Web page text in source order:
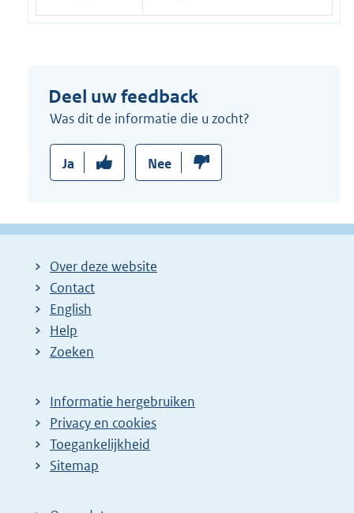
Deel uw feedback
Was dit de informatie die u zocht?
Ja Nee
Over deze website
Contact
English
Help
Zoeken
Informatie hergebruiken
Privacy en cookies
Toegankelijkheid
Sitemap